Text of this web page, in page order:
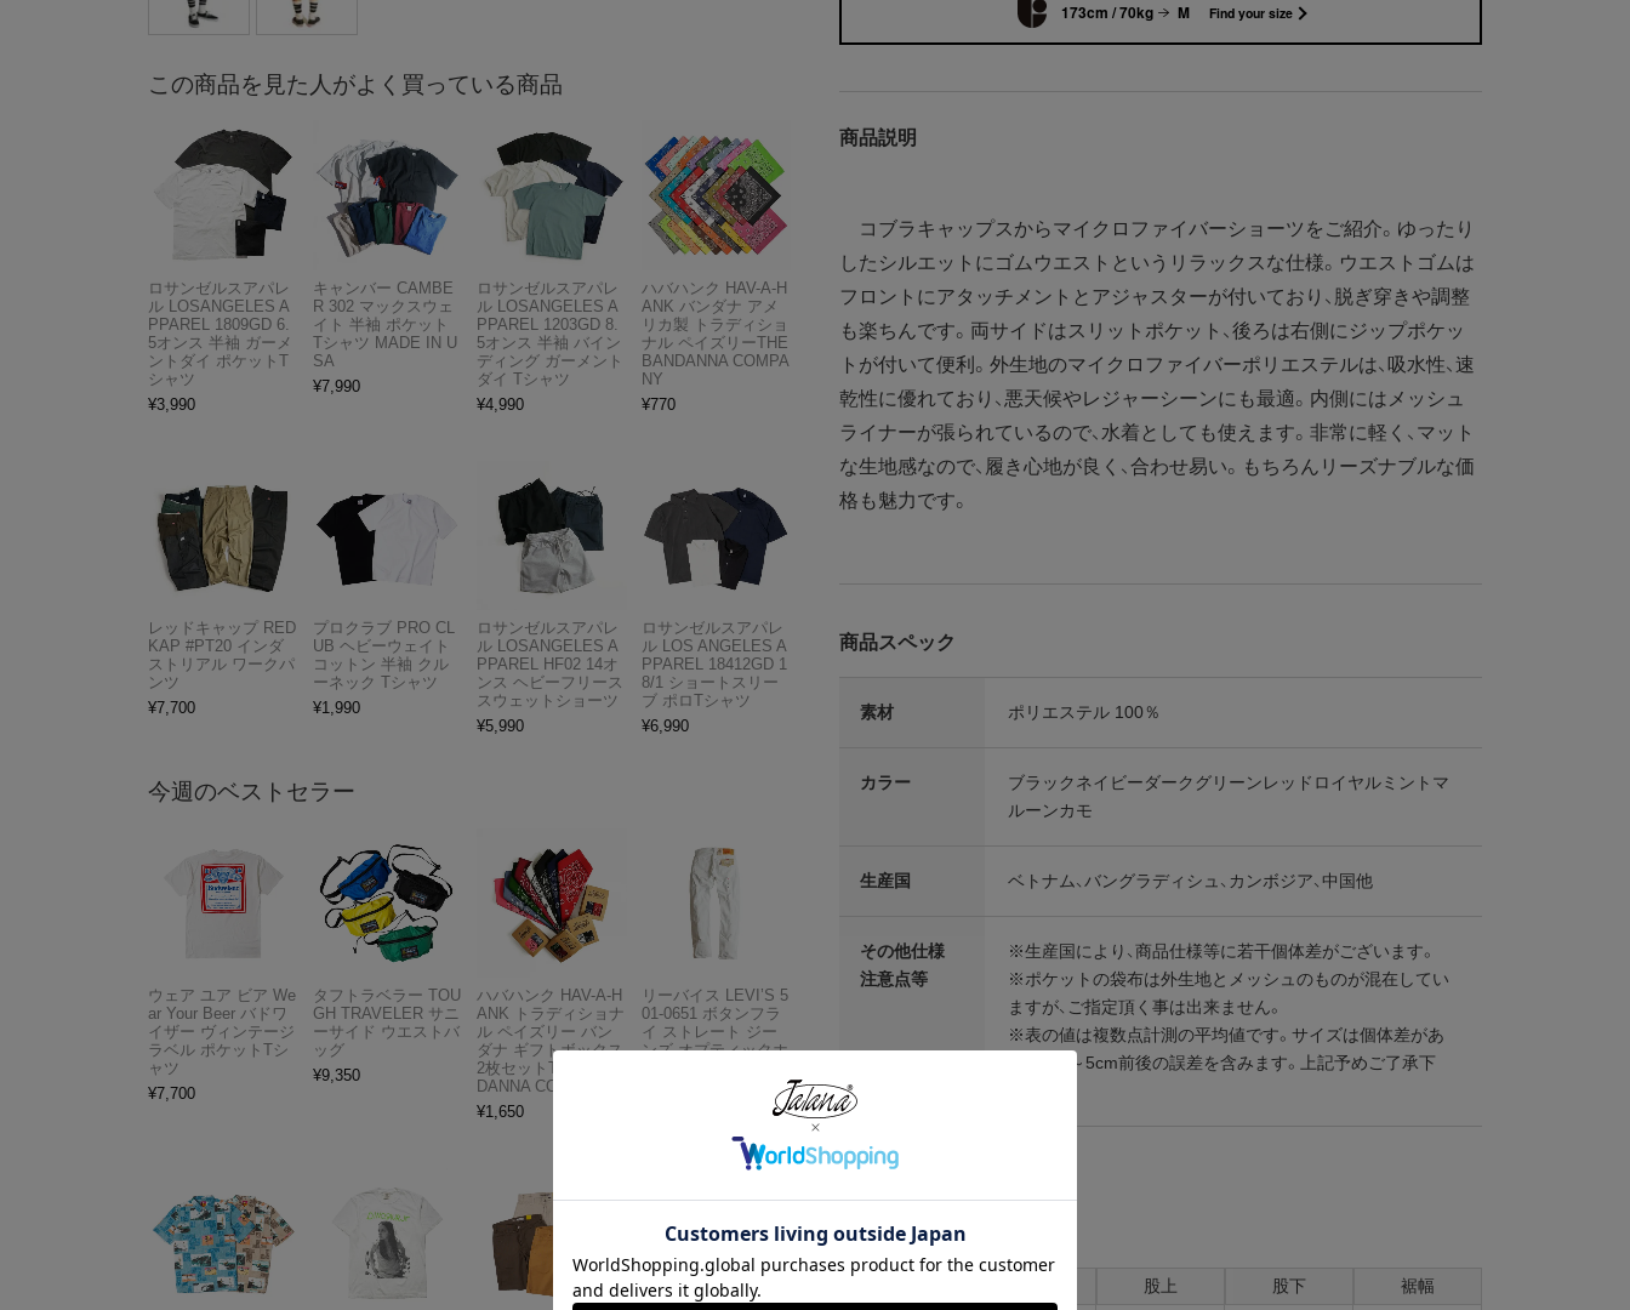
173cm / 70kg M Find your size
商品説明
コブラキャップスからマイクロファイバーショーツをご紹介。ゆったり
したシルエットにゴムウエストというリラックスな仕様。ウエストゴムは
フロントにアタッチメントとアジャスターが付いており、脱ぎ穿きや調整
も楽ちんです。両サイドはスリットポケット、後ろは右側にジップポケッ
トが付いて便利。外生地のマイクロファイバーポリエステルは、吸水性、速
乾性に優れており、悪天候やレジャーシーンにも最適。内側にはメッシュ
ライナーが張られているので、水着としても使えます。非常に軽く、マット
な生地感なので、履き心地が良く、合わせ易い。もちろんリーズナブルな価
格も魅力です。
商品スペック
素材 ポリエステル 100％
カラー
ブラックネイビーダークグリーンレッドロイヤルミントマ
ルーンカモ
生産国 ベトナム、バングラディシュ、カンボジア、中国他
その他仕様
注意点等
※生産国により、商品仕様等に若干個体差がございます。
※ポケットの袋布は外生地とメッシュのものが混在してい
ますが、ご指定頂く事は出来ません。
※表の値は複数点計測の平均値です。サイズは個体差があ
るため2～5cm前後の誤差を含みます。上記予めご了承下
サイズはUSA表記となります
股上 股下
裾幅
この商品を見た人がよく買っている商品
ロサンゼルスアパレ
ル LOSANGELES A
PPAREL 1809GD 6.
5オンス 半袖 ガーメ
ントダイ ポケットT
シャツ
¥3,990
キャンバー CAMBE
R 302 マックスウェ
イト 半袖 ポケット
Tシャツ MADE IN U
SA
¥7,990
ロサンゼルスアパレ
ル LOSANGELES A
PPAREL 1203GD 8.
5オンス 半袖 バイン
ディング ガーメント
ダイ Tシャツ
¥4,990
ハバハンク HAV-A-H
ANK バンダナ アメ
リカ製 トラディショ
ナル ペイズリーTHE
BANDANNA COMPA
NY
¥770
レッドキャップ RED
KAP #PT20 インダ
ストリアル ワークパ
ンツ
¥7,700
プロクラブ PRO CL
UB ヘビーウェイト
コットン 半袖 クル
ーネック Tシャツ
¥1,990
ロサンゼルスアパレ
ル LOSANGELES A
PPAREL HF02 14オ
ンス ヘビーフリース
スウェットショーツ
¥5,990
ロサンゼルスアパレ
ル LOS ANGELES A
PPAREL 18412GD 1
8/1 ショートスリー
ブ ポロTシャツ
¥6,990
今週のベストセラー
ウェア ユア ビア We
ar Your Beer バドワ
イザー ヴィンテージ
ラベル ポケットTシ
ャツ
¥7,700
タフトラベラー TOU
GH TRAVELER サニ
ーサイド ウエストバ
ッグ
¥9,350
ハバハンク HAV-A-H
ANK トラディショナ
ル ペイズリー バン
ダナ ギフトボックス
2枚セットTHE BAN
DANNA COMPANY
¥1,650
リーバイス LEVI’S 5
01-0651 ボタンフラ
イ ストレート ジー
ンズ オプティックホ